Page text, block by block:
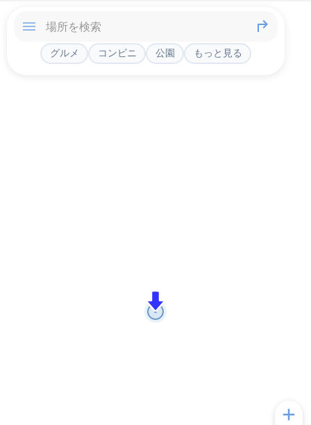
グルメ コンビニ 公園 もっと見る